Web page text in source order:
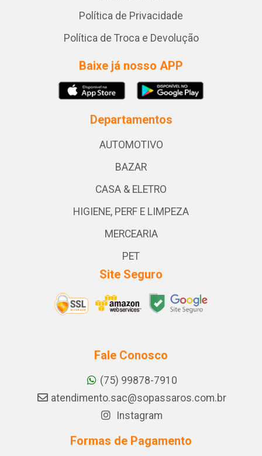
Política de Privacidade
Política de Troca e Devolução
Baixe já nosso APP
Departamentos
AUTOMOTIVO
BAZAR
CASA & ELETRO
HIGIENE, PERF E LIMPEZA
MERCEARIA
PET
Site Seguro
Fale Conosco
(75) 99878-7910
atendimento.sac@sopassaros.com.br
Instagram
Formas de Pagamento